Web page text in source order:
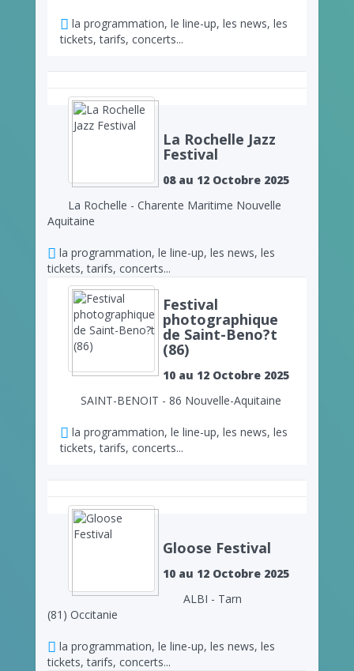
la programmation, le line-up, les news, les
tickets, tarifs, concerts...
La Rochelle Jazz
Festival
08 au 12 Octobre 2025
La Rochelle - Charente Maritime Nouvelle
Aquitaine
la programmation, le line-up, les news, les
tickets, tarifs, concerts...
Festival
photographique
de Saint-Beno?t
(86)
10 au 12 Octobre 2025
SAINT-BENOIT - 86 Nouvelle-Aquitaine
la programmation, le line-up, les news, les
tickets, tarifs, concerts...
Gloose Festival
10 au 12 Octobre 2025
ALBI - Tarn
(81) Occitanie
la programmation, le line-up, les news, les
tickets, tarifs, concerts...